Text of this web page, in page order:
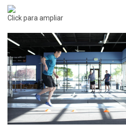
Click para ampliar